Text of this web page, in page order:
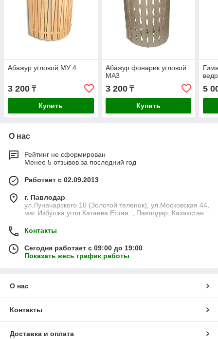
Абажур угловой МУ 4
3 200 ₸
Купить
Абажур фонарик угловой
МА3
3 200₸
Купить
5
О нас
Рейтинг не сформирован
Менее 5 отзывов за последний год
Работает с 02.09.2013
г. Павлодар
ул.Луначарского 10 (Золотой теленок), ул.Московская 44,
маг Избушка угол Катаева Естая. , Павлодар, Казахстан
Контакты
Сегодня работает с 09:00 до 19:00
Показать весь график работы
О нас
Контакты
Доставка и оплата